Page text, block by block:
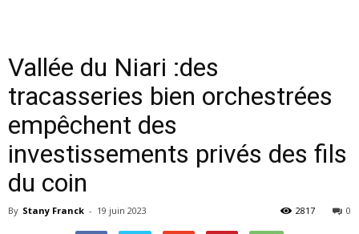
Vallée du Niari :des
tracasseries bien orchestrées
empêchent des
investissements privés des fils
du coin
By Stany Franck - 19 juin 2023 0
2817